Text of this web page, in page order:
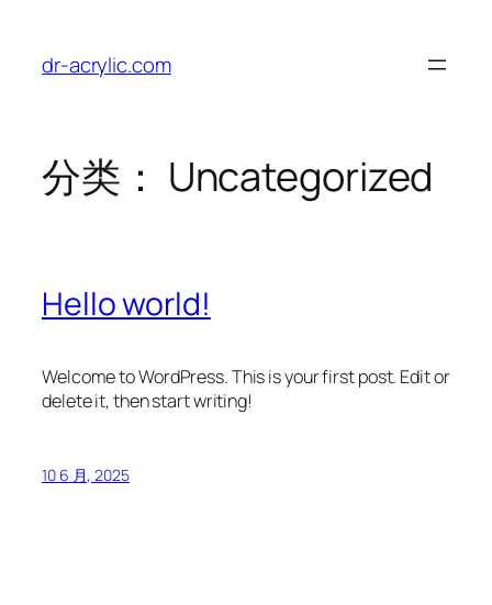
dr-acrylic.com
分类： Uncategorized
Hello world!
Welcome to WordPress. This is your first post. Edit or
delete it, then start writing!
10 6 月, 2025